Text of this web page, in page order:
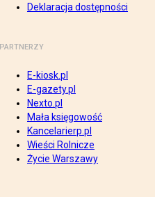
Deklaracja dostępności
PARTNERZY
E-kiosk.pl
E-gazety.pl
Nexto.pl
Mała księgowość
Kancelarierp.pl
Wieści Rolnicze
Życie Warszawy